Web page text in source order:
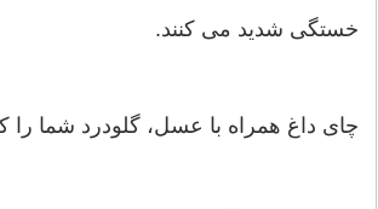
خستگی شدید می کنند.
چای داغ همراه با عسل، گلودرد شما